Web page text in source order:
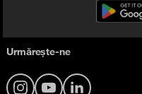
Urmărește-ne